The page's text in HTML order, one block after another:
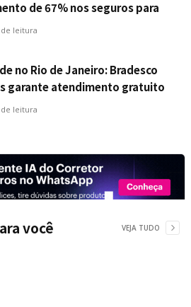
de 67% nos seguros para
elétricos da Bradesco Seguros
leitura
no Rio de Janeiro: Bradesco
garante atendimento gratuito
Rio-Niterói
leitura
você VEJA TUDO